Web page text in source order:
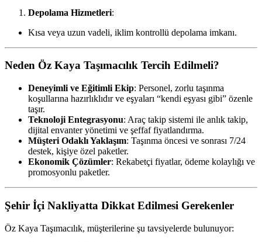
Depolama Hizmetleri:
Kısa veya uzun vadeli, iklim kontrollü depolama imkanı.
Neden Öz Kaya Taşımacılık Tercih Edilmeli?
Deneyimli ve Eğitimli Ekip: Personel, zorlu taşınma
koşullarına hazırlıklıdır ve eşyaları “kendi eşyası gibi” özenle
taşır.
Teknoloji Entegrasyonu: Araç takip sistemi ile anlık takip,
dijital envanter yönetimi ve şeffaf fiyatlandırma.
Müşteri Odaklı Yaklaşım: Taşınma öncesi ve sonrası 7/24
destek, kişiye özel paketler.
Ekonomik Çözümler: Rekabetçi fiyatlar, ödeme kolaylığı ve
promosyonlu paketler.
Şehir İçi Nakliyatta Dikkat Edilmesi Gerekenler
Öz Kaya Taşımacılık, müşterilerine şu tavsiyelerde bulunuyor: